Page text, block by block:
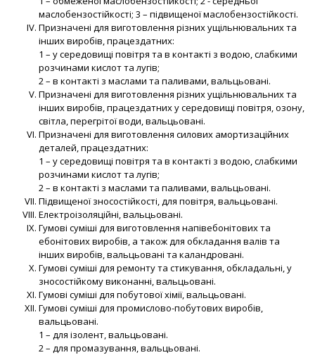
маслобензостійкості; 3 – підвищеної маслобензостійкості.
Призначені для виготовлення різних ущільнювальних та
інших виробів, працездатних:
1 – у середовищі повітря та в контакті з водою, слабкими
розчинами кислот та лугів;
2 – в контакті з маслами та паливами, вальцьовані.
Призначені для виготовлення різних ущільнювальних та
інших виробів, працездатних у середовищі повітря, озону,
світла, перегрітої води, вальцьовані.
Призначені для виготовлення силових амортизаційних
деталей, працездатних:
1 – у середовищі повітря та в контакті з водою, слабкими
розчинами кислот та лугів;
2 – в контакті з маслами та паливами, вальцьовані.
Підвищеної зносостійкості, для повітря, вальцьовані.
Електроізоляційні, вальцьовані.
Гумові суміші для виготовлення напівебонітових та
ебонітових виробів, а також для обкладання валів та
інших виробів, вальцьовані та каландровані.
Гумові суміші для ремонту та стикування, обкладальні, у
зносостійкому виконанні, вальцьовані.
Гумові суміші для побутової хімії, вальцьовані.
Гумові суміші для промислово-побутових виробів,
вальцьовані.
1 – для ізолент, вальцьовані.
2 – для промазування, вальцьовані.